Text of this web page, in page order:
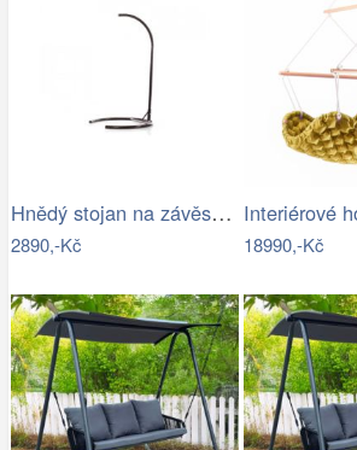
Hnědý stojan na závěsné houpací křeslo…
2890,-Kč 18990,-Kč